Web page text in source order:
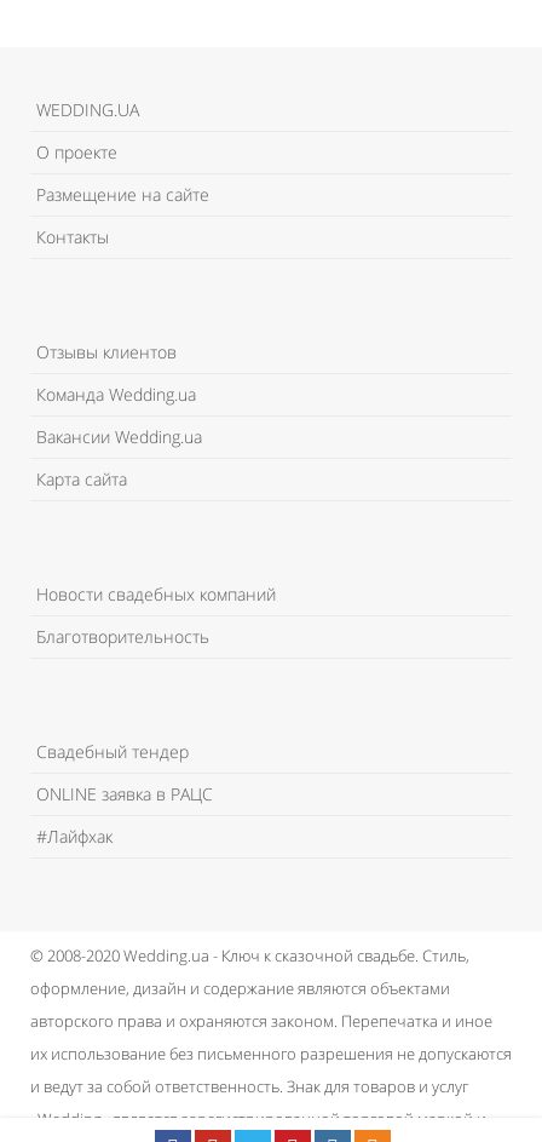
WEDDING.UA
О проекте
Размещение на сайте
Контакты
Отзывы клиентов
Команда Wedding.ua
Вакансии Wedding.ua
Карта сайта
Новости свадебных компаний
Благотворительность
Свадебный тендер
ONLINE заявка в РАЦС
#Лайфхак
© 2008-2020 Wedding.ua - Ключ к сказочной свадьбе. Стиль,
оформление, дизайн и содержание являются объектами
авторского права и охраняются законом. Перепечатка и иное
их использование без письменного разрешения не допускаются
и ведут за собой ответственность. Знак для товаров и услуг
«Wedding» является зарегистрированной торговой маркой и